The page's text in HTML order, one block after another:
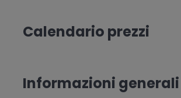
Calendario prezzi
Informazioni generali